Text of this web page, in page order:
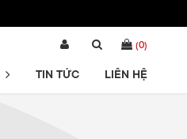
(0)
TIN TỨC LIÊN HỆ